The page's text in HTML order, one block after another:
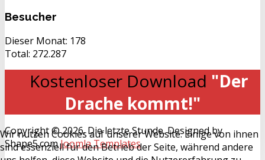
Besucher
Dieser Monat: 178
Total: 272.287
Kostenloser Download "Der
Drache kommt!"
Copyright © 2026. Die letzte Stunde. Designed by
Shape5.comJoomla Templates
Wir nutzen Cookies auf unserer Website. Einige von ihnen
sind essenziell für den Betrieb der Seite, während andere